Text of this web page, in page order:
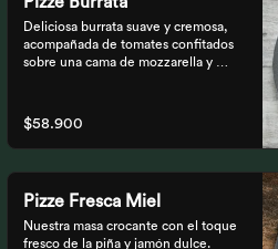
Deliciosa burrata suave y cremosa,
acompañada de tomates confitados
sobre una cama de mozzarella y
$58.900
Pizze Fresca Miel
Nuestra masa crocante con el toque
fresco de la piña y jamón dulce.